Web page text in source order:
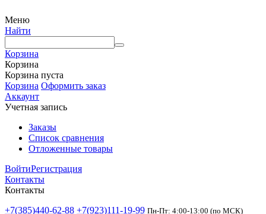
Меню
Найти
Корзина
Корзина
Корзина пуста
Корзина Оформить заказ
Аккаунт
Учетная запись
Заказы
Список сравнения
Отложенные товары
ВойтиРегистрация
Контакты
Контакты
+7(385)440-62-88 +7(923)111-19-99 Пн-Пт: 4:00-13:00 (по МСК)